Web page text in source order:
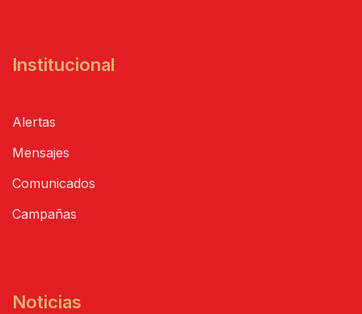
Institucional
Alertas
Mensajes
Comunicados
Campañas
Noticias